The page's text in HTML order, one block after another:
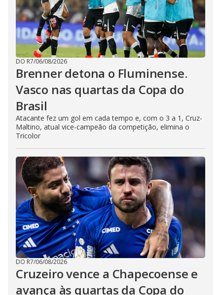
DO R7/06/08/2026
Brenner detona o Fluminense.
Vasco nas quartas da Copa do
Brasil
Atacante fez um gol em cada tempo e, com o 3 a 1, Cruz-
Maltino, atual vice-campeão da competição, elimina o
Tricolor
DO R7/06/08/2026
Cruzeiro vence a Chapecoense e
avança às quartas da Copa do